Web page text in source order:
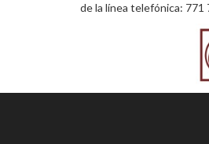
de la línea telefónica: